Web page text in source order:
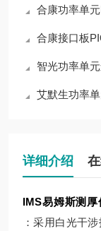
合康功率单
合康接口板
智光功率单
艾默生功率
详细介绍
IMS易姆斯测厚
：采用白光干